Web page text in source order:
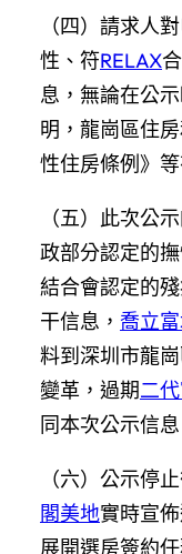
（四）請求人
性、符RELAX
息，無論在公
明，龍崗區住
性住房條例》
（五）此次公
政部分認定的
結合會認定的
干信息， 喬立
料到深圳市龍
變革，過期二
同本次公示信息
（六）公示停
閣美地實時宣
展開選房簽約